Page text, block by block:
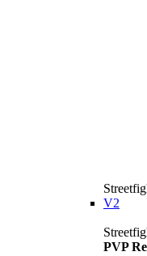
V2
PVP